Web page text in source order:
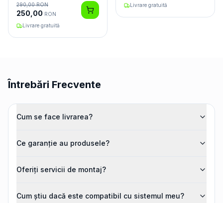
290,00RON
250,00 RON
Livrare gratuită
Livrare gratuită
Întrebări Frecvente
Cum se face livrarea?
Ce garanție au produsele?
Oferiți servicii de montaj?
Cum știu dacă este compatibil cu sistemul meu?